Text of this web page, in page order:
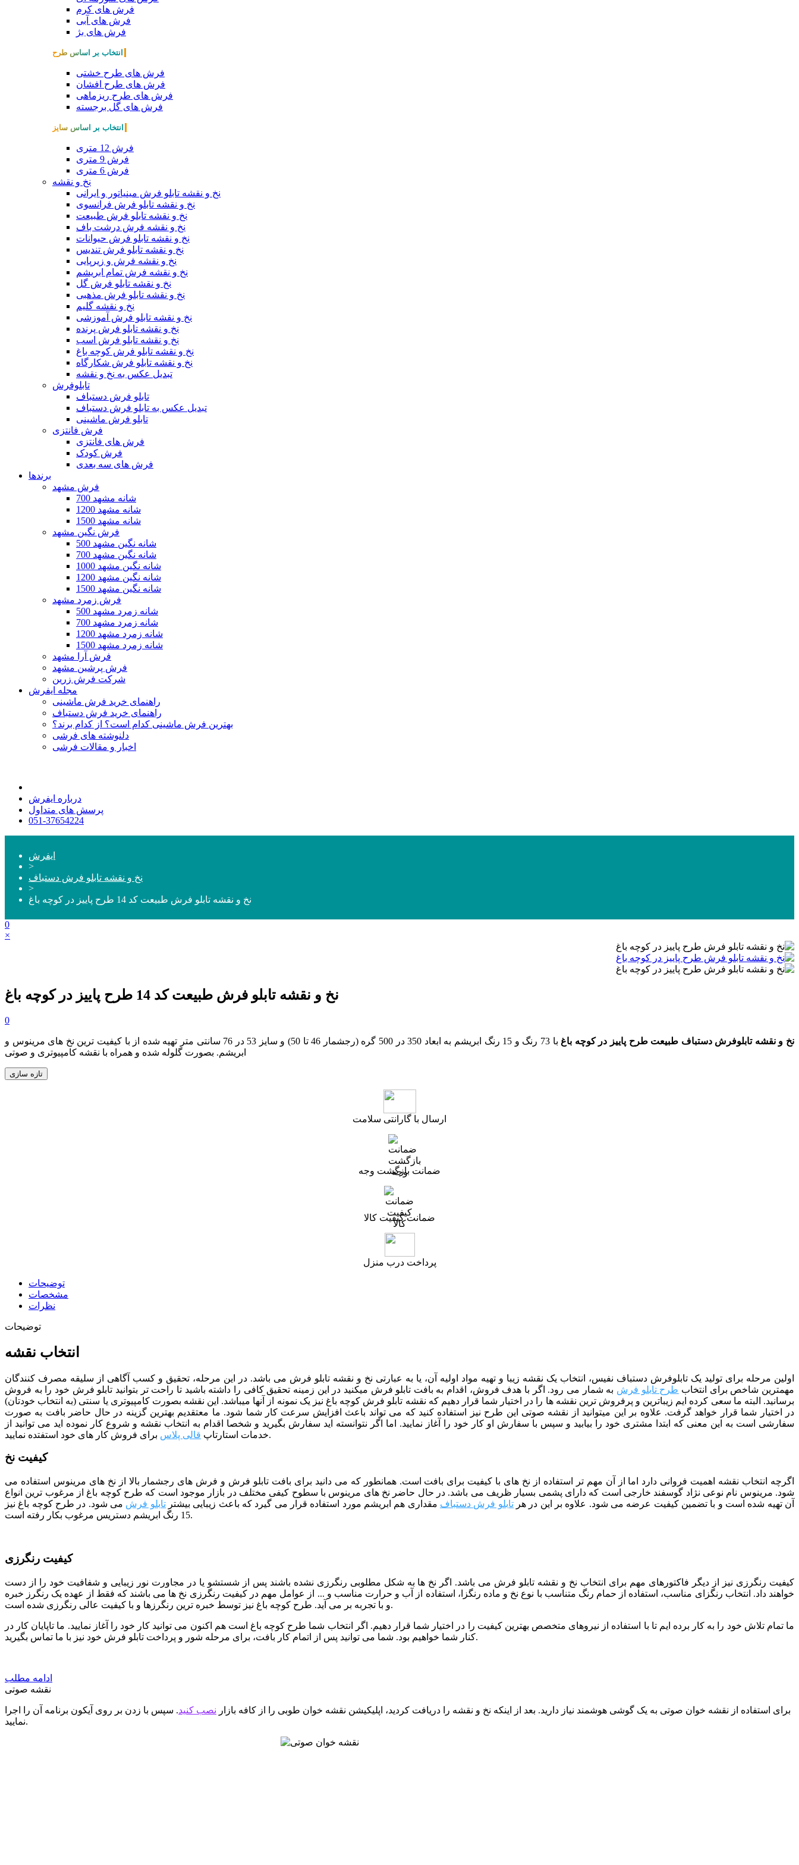
فرش های کرم
فرش های آبی
فرش های بژ
انتخاب بر اساس طرح
فرش های طرح خشتی
فرش های طرح افشان
فرش های طرح ریزماهی
فرش های گل برجسته
انتخاب بر اساس سایز
فرش 12 متری
فرش 9 متری
فرش 6 متری
نخ و نقشه
نخ و نقشه تابلو فرش مینیاتور و ایرانی
نخ و نقشه تابلو فرش فرانسوی
نخ و نقشه تابلو فرش طبیعت
نخ و نقشه فرش درشت باف
نخ و نقشه تابلو فرش حیوانات
نخ و نقشه تابلو فرش تندیس
نخ و نقشه فرش و زیرپایی
نخ و نقشه فرش تمام ابریشم
نخ و نقشه تابلو فرش گل
نخ و نقشه تابلو فرش مذهبی
نخ و نقشه گلیم
نخ و نقشه تابلو فرش آموزشی
نخ و نقشه تابلو فرش پرنده
نخ و نقشه تابلو فرش اسب
نخ و نقشه تابلو فرش کوچه باغ
نخ و نقشه تابلو فرش شکارگاه
تبدیل عکس به نخ و نقشه
تابلوفرش
تابلو فرش دستباف
تبدیل عکس به تابلو فرش دستباف
تابلو فرش ماشینی
فرش فانتزی
فرش های فانتزی
فرش کودک
فرش های سه بعدی
برندها
فرش مشهد
700 شانه مشهد
1200 شانه مشهد
1500 شانه مشهد
فرش نگین مشهد
500 شانه نگین مشهد
700 شانه نگین مشهد
1000 شانه نگین مشهد
1200 شانه نگین مشهد
1500 شانه نگین مشهد
فرش زمرد مشهد
500 شانه زمرد مشهد
700 شانه زمرد مشهد
1200 شانه زمرد مشهد
1500 شانه زمرد مشهد
فرش آرا مشهد
فرش پرشین مشهد
شرکت فرش زرین
مجله ایفرش
راهنمای خرید فرش ماشینی
راهنمای خرید فرش دستباف
بهترین فرش ماشینی کدام است؟ از کدام برند؟
دلنوشته های فرشی
اخبار و مقالات فرشی
درباره ایفرش
پرسش های متداول
051-37654224
ایفرش
>
نخ و نقشه تابلو فرش دستباف
>
نخ و نقشه تابلو فرش طبیعت کد 14 طرح پاییز در کوچه باغ
0
×
نخ و نقشه تابلو فرش طبیعت کد 14 طرح پاییز در کوچه باغ
0
نخ و نقشه تابلوفرش دستباف طبیعت طرح پاییز در کوچه باغ با 73 رنگ و 15 رنگ ابریشم به ابعاد 350 در 500 گره (رجشمار 46 تا 50 )
و سایز 53 در 76 سانتی متر تهیه شده از با کیفیت ترین نخ های مرینوس و
ابریشم. بصورت گلوله شده و همراه با نقشه کامپیوتری و صوتی
ارسال با گارانتی سلامت
ضمانت بازگشت وجه
ضمانت کیفیت کالا
پرداخت درب منزل
توضیحات
مشخصات
نظرات
توضیحات
انتخاب نقشه
اولین مرحله برای تولید یک تابلوفرش دستباف نفیس، انتخاب یک نقشه زیبا و تهیه مواد اولیه آن، یا به عبارتی نخ و نقشه تابلو فرش می باشد. در این مرحله، تحقیق و کسب آگاهی از سلیقه مصرف کنندگان
مهمترین شاخص برای انتخاب طرح تابلو فرش به شمار می رود. اگر با هدف فروش، اقدام به بافت تابلو فرش میکنید در این زمینه تحقیق کافی را داشته باشید تا راحت تر بتوانید تابلو فرش خود را به فروش
برسانید. البته ما سعی کرده ایم زیباترین و پرفروش ترین نقشه ها را در اختیار شما قرار دهیم که نقشه تابلو فرش کوچه باغ نیز یک نمونه از آنها میباشد. این نقشه بصورت کامپیوتری یا سنتی (به انتخاب خودتان)
در اختیار شما قرار خواهد گرفت. علاوه بر این میتوانید از نقشه صوتی این طرح نیز استفاده کنید که می تواند باعث افزایش سرعت کار شما شود. ما معتقدیم بهترین گزینه در حال حاضر بافت به صورت
سفارشی است به این معنی که ابتدا مشتری خود را بیابید و سپس با سفارش او کار خود را آغاز نمایید. اما اگر نتوانسته اید سفارش بگیرید و شخصا اقدام به انتخاب نقشه و شروع کار نموده اید می توانید از
خدمات استارتاپ قالی پلاس برای فروش کار های خود استفتده نمایید.
کیفیت نخ
اگرچه انتخاب نقشه اهمیت فروانی دارد اما از آن مهم تر استفاده از نخ های با کیفیت برای بافت است. همانطور که می دانید برای بافت تابلو فرش و فرش های رجشمار بالا از نخ های مرینوس استفاده می
شود. مرینوس نام نوعی نژاد گوسفند خارجی است که دارای پشمی بسیار ظریف می باشد. در حال حاضر نخ های مرینوس با سطوح کیفی مختلف در بازار موجود است که طرح کوچه باغ از مرغوب ترین انواع
آن تهیه شده است و با تضمین کیفیت عرضه می شود. علاوه بر این در هرتابلو فرش دستباف مقداری هم ابریشم مورد استفاده قرار می گیرد که باعث زیبایی بیشتر تابلو فرش می شود. در طرح کوچه باغ نیز
15 رنگ ابریشم دستریس مرغوب بکار رفته است.
کیفیت رنگرزی
کیفیت رنگرزی نیز از دیگر فاکتورهای مهم برای انتخاب نخ و نقشه تابلو فرش می باشد. اگر نخ ها به شکل مطلوبی رنگرزی نشده باشند پس از شستشو یا در مجاورت نور زیبایی و شفافیت خود را از دست
خواهند داد. انتخاب رنگزای مناسب، استفاده از حمام رنگ متناسب با نوع نخ و ماده رنگزا، استفاده از آب و حرارت مناسب و ... از عوامل مهم در کیفیت رنگرزی نخ ها می باشند که فقط از عهده یک رنگرز خبره
و با تجربه بر می آید. طرح کوچه باغ نیز توسط خبره ترین رنگرزها و با کیفیت عالی رنگرزی شده است.
ما تمام تلاش خود را به کار برده ایم تا با استفاده از نیروهای متخصص بهترین کیفیت را در اختیار شما قرار دهیم. اگر انتخاب شما طرح کوچه باغ است هم اکنون می توانید کار خود را آغاز نمایید. ما تاپایان کار در
کنار شما خواهیم بود. شما می توانید پس از اتمام کار بافت، برای مرحله شور و پرداخت تابلو فرش خود نیز با ما تماس بگیرید.
ادامه مطلب
نقشه صوتی
برای استفاده از نقشه خوان صوتی به یک گوشی هوشمند نیاز دارید. بعد از اینکه نخ و نقشه را دریافت کردید، اپلیکیشن نقشه خوان طوبی را از کافه بازار نصب کنید. سپس با زدن بر روی آیکون برنامه آن را اجرا
نمایید.